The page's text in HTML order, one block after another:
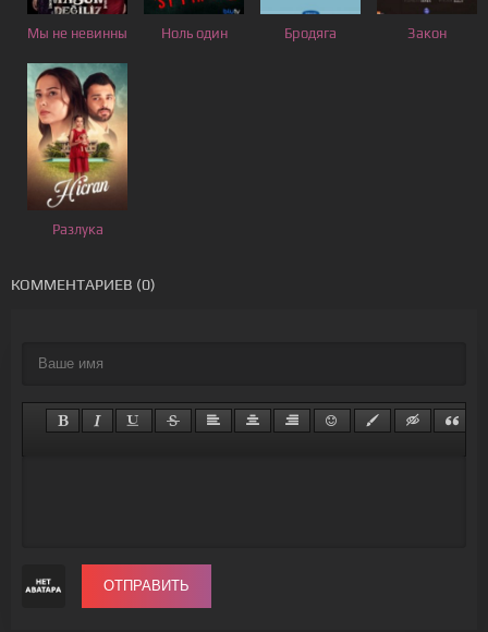
Мы не невинны Ноль один Бродяга Закон
Разлука
КОММЕНТАРИЕВ (0)
ОТПРАВИТЬ